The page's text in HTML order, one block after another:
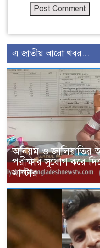
এ জাতীয় আরো খবর...
অনিয়ম ও জালিয়াতির
পরীক্ষার সুযোগ করে
মাস্টার